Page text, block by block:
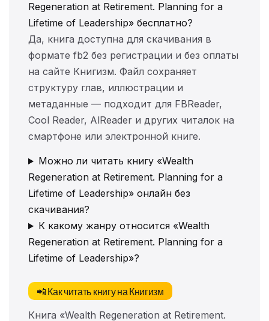
Regeneration at Retirement. Planning for a
Lifetime of Leadership» бесплатно?
Да, книга доступна для скачивания в
формате fb2 без регистрации и без оплаты
на сайте Книгизм. Файл сохраняет
структуру глав, иллюстрации и
метаданные — подходит для FBReader,
Cool Reader, AlReader и других читалок на
смартфоне или электронной книге.
Можно ли читать книгу «Wealth
Regeneration at Retirement. Planning for a
Lifetime of Leadership» онлайн без
скачивания?
К какому жанру относится «Wealth
Regeneration at Retirement. Planning for a
Lifetime of Leadership»?
📲 Как читать книгу на Книгизм
Книга «Wealth Regeneration at Retirement.